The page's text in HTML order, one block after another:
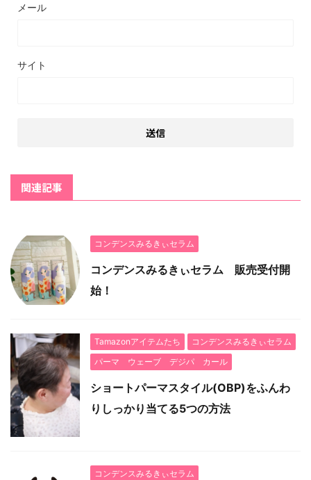
メール
サイト
関連記事
コンデンスみるきぃセラム
コンデンスみるきぃセラム 販売受付開
始！
Tamazonアイテムたち
コンデンスみるきぃセラム
パーマ ウェーブ デジパ カール
ショートパーマスタイル(OBP)をふんわ
りしっかり当てる5つの方法
コンデンスみるきぃセラム